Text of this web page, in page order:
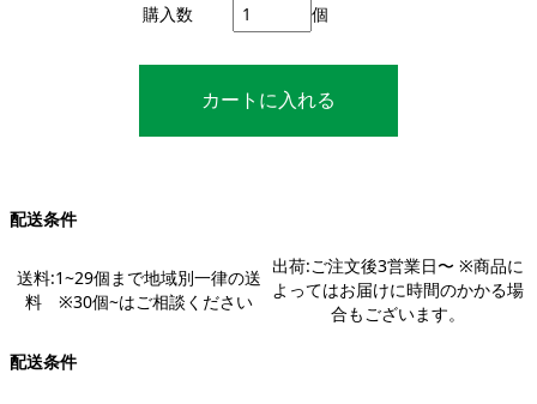
購入数 個
配送条件
送料:1~29個まで地域別一律の送
料 ※30個~はご相談ください
出荷:ご注文後3営業日〜 ※商品に
よってはお届けに時間のかかる場
合もございます。
配送条件